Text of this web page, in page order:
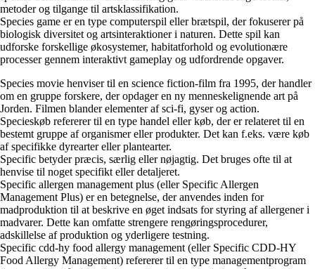
metoder og tilgange til artsklassifikation.
Species game er en type computerspil eller brætspil, der fokuserer på
biologisk diversitet og artsinteraktioner i naturen. Dette spil kan
udforske forskellige økosystemer, habitatforhold og evolutionære
processer gennem interaktivt gameplay og udfordrende opgaver.
Species movie henviser til en science fiction-film fra 1995, der handler
om en gruppe forskere, der opdager en ny menneskelignende art på
Jorden. Filmen blander elementer af sci-fi, gyser og action.
Specieskøb refererer til en type handel eller køb, der er relateret til en
bestemt gruppe af organismer eller produkter. Det kan f.eks. være køb
af specifikke dyrearter eller plantearter.
Specific betyder præcis, særlig eller nøjagtig. Det bruges ofte til at
henvise til noget specifikt eller detaljeret.
Specific allergen management plus (eller Specific Allergen
Management Plus) er en betegnelse, der anvendes inden for
madproduktion til at beskrive en øget indsats for styring af allergener i
madvarer. Dette kan omfatte strengere rengøringsprocedurer,
adskillelse af produktion og yderligere testning.
Specific cdd-hy food allergy management (eller Specific CDD-HY
Food Allergy Management) refererer til en type managementprogram